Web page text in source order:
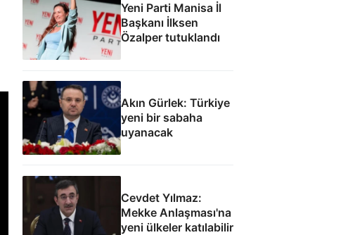
Yeni Parti Manisa İl
Başkanı İlksen
Özalper tutuklandı
Akın Gürlek: Türkiye
yeni bir sabaha
uyanacak
Cevdet Yılmaz:
Mekke Anlaşması'na
yeni ülkeler katılabilir